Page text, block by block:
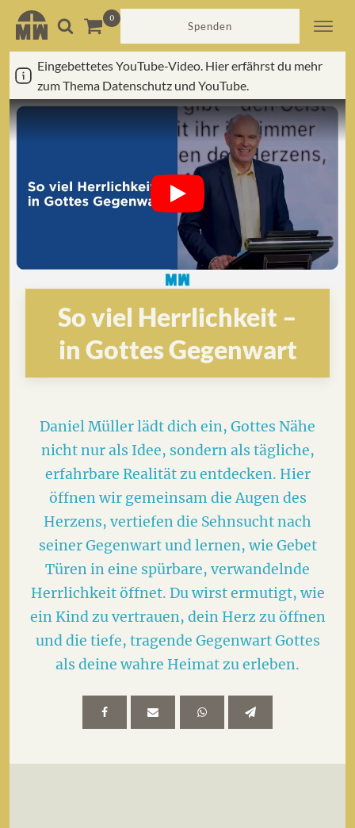
Spenden
Eingebettetes YouTube-Video. Hier erfährst du mehr
zum Thema Datenschutz und YouTube.
So viel Herrlichkeit –
in Gottes Gegenwart
Daniel Müller lädt dich ein, Gottes Nähe
nicht nur als Idee, sondern als tägliche,
erfahrbare Realität zu entdecken. Hier
öffnen wir gemeinsam die Augen des
Herzens, vertiefen die Sehnsucht nach
seiner Gegenwart und lernen, wie Gebet
Türen in eine spürbare, verwandelnde
Herrlichkeit öffnet. Du wirst ermutigt, wie
ein Kind zu vertrauen, dein Herz zu öffnen
und die tiefe, tragende Gegenwart Gottes
als deine wahre Heimat zu erleben.